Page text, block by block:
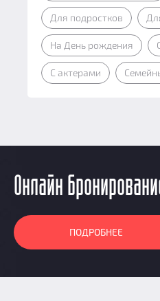
Для подростков
На День рождения
С актерами
Онлайн
ПОДРОБНЕЕ